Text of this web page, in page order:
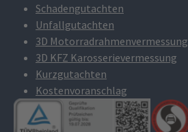
Schadengutachten
Unfallgutachten
3D Motorradrahmenvermessung
3D KFZ Karosserievermessung
Kurzgutachten
Kostenvoranschlag